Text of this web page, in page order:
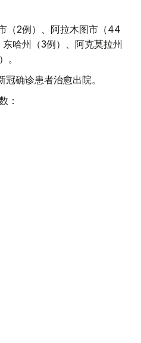
（2例）、阿拉木图市（44
哈州（3例）、阿克莫拉州
。
确诊患者治愈出院。
：